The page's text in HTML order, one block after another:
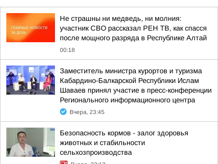
Не страшны ни медведь, ни молния:
участник СВО рассказал РЕН ТВ, как спасся
после мощного разряда в Республике Алтай
00:18
Заместитель министра курортов и туризма
Кабардино-Балкарской Республики Ислам
Шаваев принял участие в пресс-конференции
Регионального информационного центра
Вчера, 23:45
Безопасность кормов - залог здоровья
животных и стабильности
сельхозпроизводства